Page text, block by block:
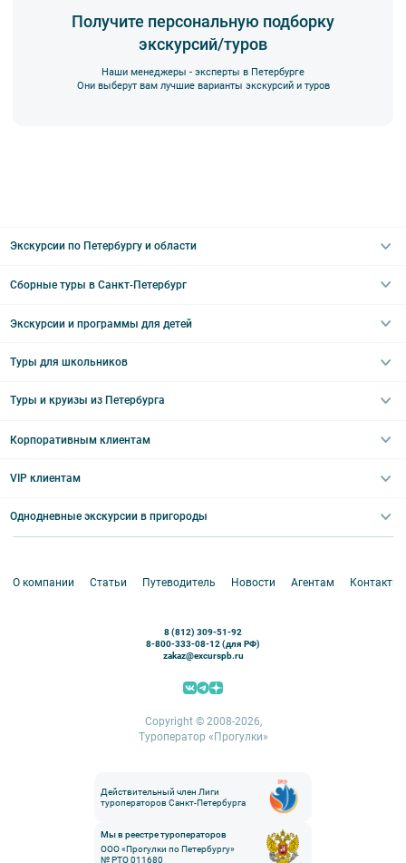
Получите персональную подборку
экскурсий/туров
Наши менеджеры - эксперты в Петербурге
Они выберут вам лучшие варианты экскурсий и туров
Экскурсии по Петербургу и области
Интерьерные
Ночные групповые экскурсии
Сборные туры в Санкт-Петербург
Туры в Санкт-Петербург на 2 дня
Экскурсии и программы для детей
Загородные экскурсии
Квесты/Интерактивы
Туры для школьников
Туры в Санкт-Петербург для школьников
Туры и круизы из Петербурга
Круизы
Корпоративным клиентам
Корпоративные мероприятия
Аренда водного транспорта
VIP клиентам
Однодневные экскурсии в пригороды
Кронштадт
Ораниенбаум
Пушкин (Царское село)
О компании Статьи Путеводитель Новости Агентам Контакты
8 (812) 309-51-92
8-800-333-08-12 (для РФ)
zakaz@excurspb.ru
Copyright © 2008-2026,
Туроператор «Прогулки»
Действительный член Лиги
туроператоров Санкт-Петербурга
Мы в реестре туроператоров
ООО «Прогулки по Петербургу»
№ РТО 011680